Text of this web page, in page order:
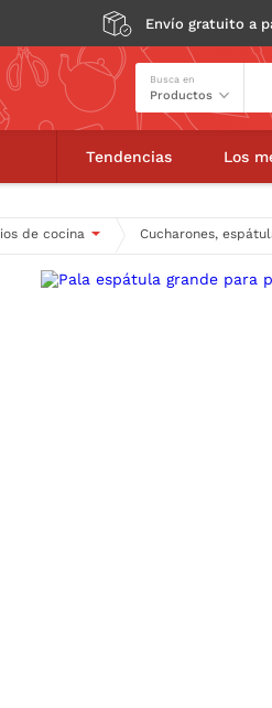
Envío gratuito a
Busca en
Tendencias Los
de cocina Cucharones,
Pala espátula